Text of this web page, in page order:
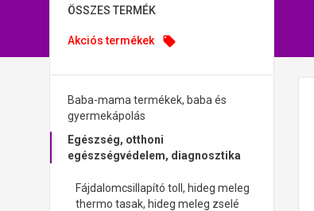
ÖSSZES TERMÉK
Akciós termékek local_offer
Baba-mama termékek, baba és
gyermekápolás
Egészség, otthoni
egészségvédelem, diagnosztika
Fájdalomcsillapító toll, hideg meleg
thermo tasak, hideg meleg zselé